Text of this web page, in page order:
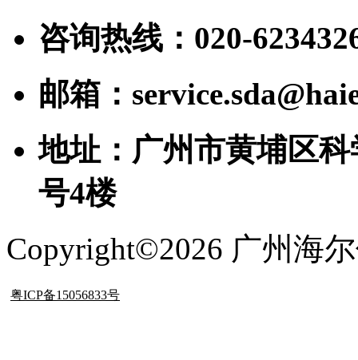
咨询热线：020-
邮箱：
地址：广州市黄埔区
号4楼
Copyright©2026 广州海
粤ICP备15056833号